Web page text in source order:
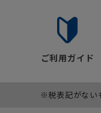
ご利用ガイド
※税表記がない